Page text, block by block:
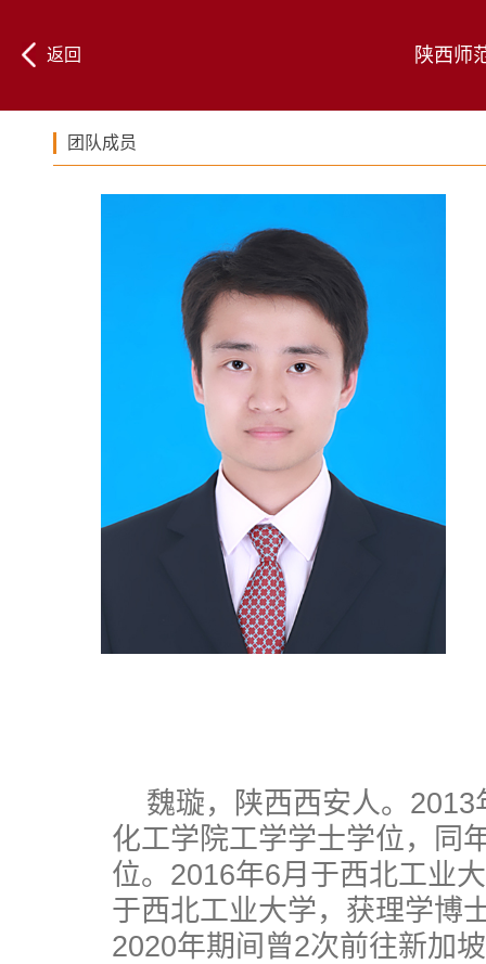
陕西师
返回
团队成员
魏璇，陕西西安人。2013
化工学院工学学士学位，同
位。2016年6月于西北工业
于西北工业大学，获理学博
2020年期间曾2次前往新加